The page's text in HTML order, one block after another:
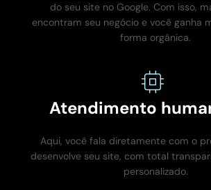
do seu site no Google. Com isso,
encontram seu negócio e você ganha
forma orgânica.
Atendimento
Aqui, você fala diretamente com o
desenvolve seu site, com total
personalizado.